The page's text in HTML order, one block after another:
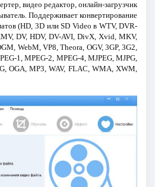
видео редактор, онлайн-загрузчик
Поддерживает конвертирование
(HD, 3D или SD Video в WTV, DVR-
DV, HDV, DV-AVI, DivX, Xvid, MKV,
WebM, VP8, Theora, OGV, 3GP, 3G2,
1, MPEG-2, MPEG-4, MJPEG, MJPG,
OGA, MP3, WAV, FLAC, WMA, XWM,